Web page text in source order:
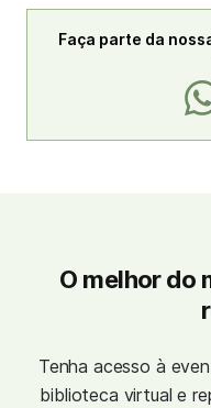
Faça parte da
O melhor do
Tenha acesso à
biblioteca virtual e